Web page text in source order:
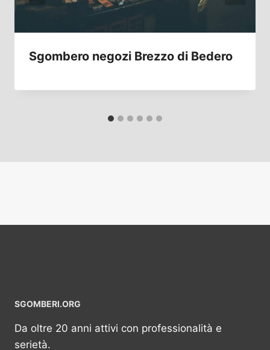
Sgombero negozi Brezzo di Bedero
SGOMBERI.ORG
Da oltre 20 anni attivi con professionalità e
serietà.